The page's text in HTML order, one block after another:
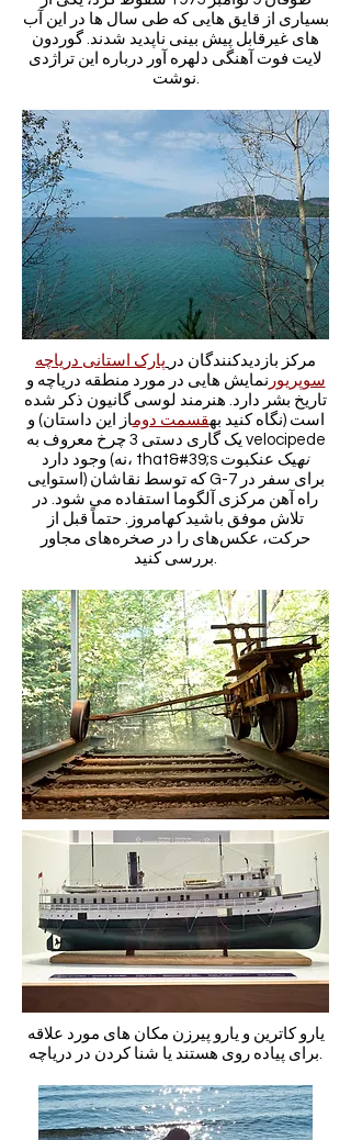
بسیاری از قایق هایی که طی سال ها در این آب
های غیرقابل پیش بینی ناپدید شدند. گوردون
لایت فوت آهنگی دلهره آور درباره این تراژدی
نوشت.
مرکز بازدیدکنندگان در پارک استانی دریاچه
سوپریور نمایش هایی در مورد منطقه دریاچه و
تاریخ بشر دارد. هنرمند لوسی گانیون ذکر شده
است (نگاه کنید بهقسمت دوماز این داستان) و
یک گاری دستی 3 چرخ معروف به velocipede
وجود دارد (نه، that&#39;s
نهیک عنکبوت
استوایی) که توسط نقاشان G-7 برای سفر در
راه آهن مرکزی آلگوما استفاده می شود. در
تلاش موفق باشیدکهامروز. حتماً قبل از
حرکت، عکس‌های را در صخره‌های مجاور
بررسی کنید.
یارو کاترین و یارو پیرزن مکان های مورد علاقه
برای پیاده روی هستند یا شنا کردن در دریاچه.